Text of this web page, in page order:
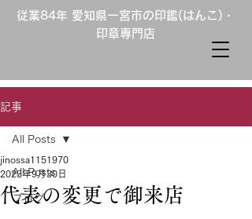
従業84年 愛知県一宮市の印鑑(はんこ)・
印章専門店
記事
All Posts
ブログ
All Posts
代表の変更で御来店
jinossa1151970
2023年9月30日